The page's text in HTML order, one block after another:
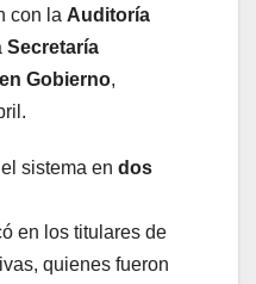
con la Auditoría
Secretaría
Gobierno,
sistema en dos
en los titulares de
quienes fueron